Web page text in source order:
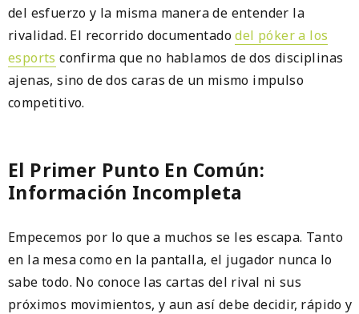
del esfuerzo y la misma manera de entender la
rivalidad. El recorrido documentadodel póker a los
esports confirma que no hablamos de dos disciplinas
ajenas, sino de dos caras de un mismo impulso
competitivo.
El Primer Punto En Común:
Información Incompleta
Empecemos por lo que a muchos se les escapa. Tanto
en la mesa como en la pantalla, el jugador nunca lo
sabe todo. No conoce las cartas del rival ni sus
próximos movimientos, y aun así debe decidir, rápido y